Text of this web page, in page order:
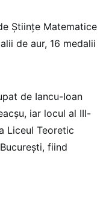
Ştiinţe Matematice
de aur, 16 medalii
de Iancu-Ioan
iar locul al III-
Liceul Teoretic
fiind